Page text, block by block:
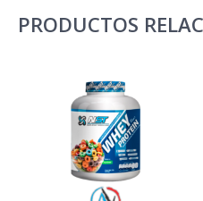
PRODUCTOS